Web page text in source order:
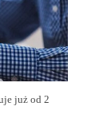
już od 2